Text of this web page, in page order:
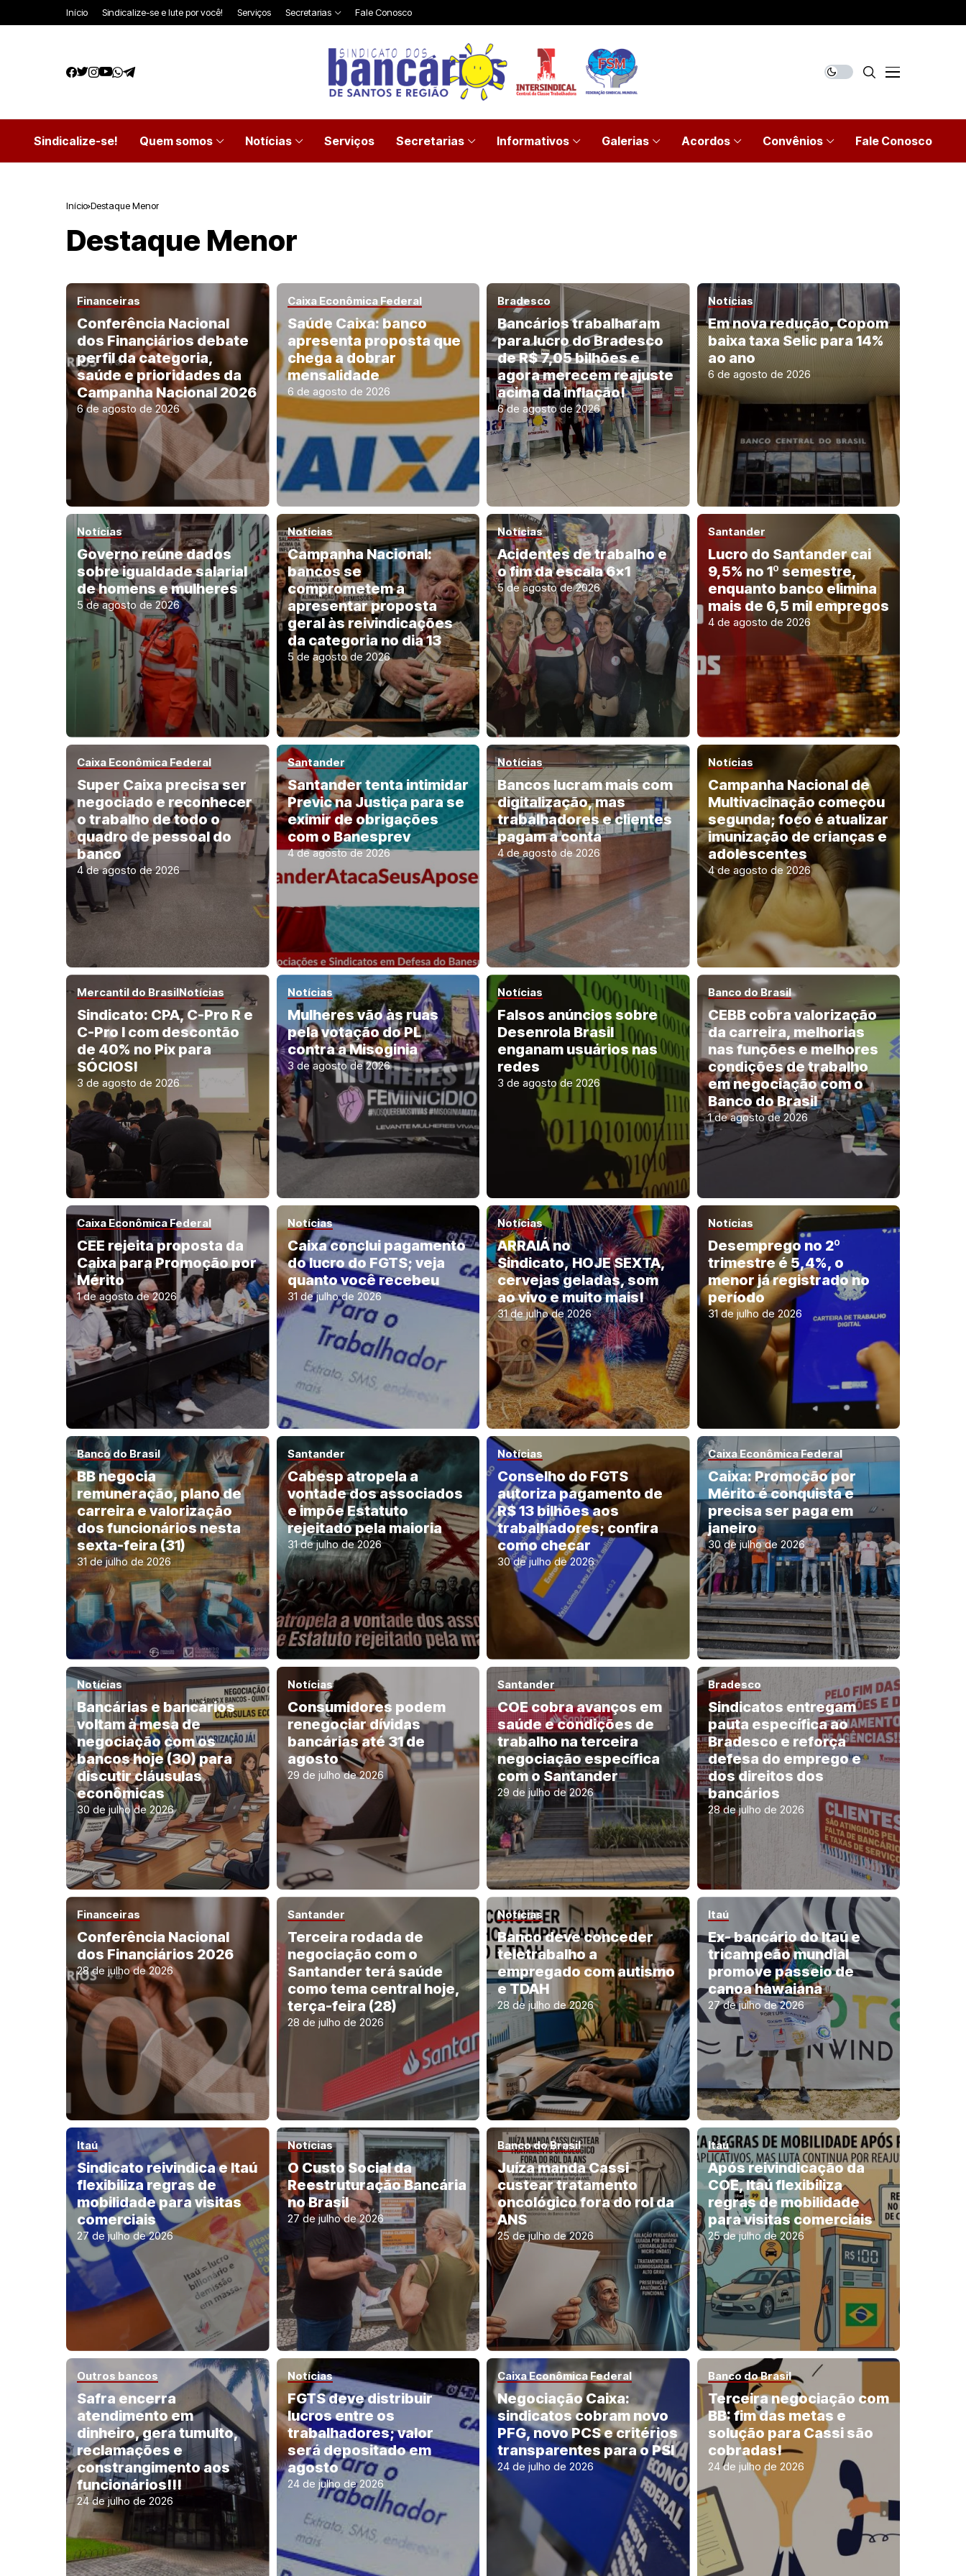
Início Sindicalize-se e lute por você! Serviços Secretarias Fale Conosco
Sindicalize-se! Quem somos Notícias Serviços Secretarias Informativos Galerias Acordos Convênios Fale Conosco
Início Destaque Menor
Destaque Menor
Financeiras
Conferência Nacional
dos Financiários debate
perfil da categoria,
saúde e prioridades da
Campanha Nacional 2026
6 de agosto de 2026
Caixa Econômica Federal
Saúde Caixa: banco
apresenta proposta que
chega a dobrar
mensalidade
6 de agosto de 2026
Bradesco
Bancários trabalharam
para lucro do Bradesco
de R$ 7,05 bilhões e
agora merecem reajuste
acima da inflação!
6 de agosto de 2026
Notícias
Em nova redução, Copom
baixa taxa Selic para 14%
ao ano
6 de agosto de 2026
Notícias
Governo reúne dados
sobre igualdade salarial
de homens e mulheres
5 de agosto de 2026
Notícias
Campanha Nacional:
bancos se
comprometem a
apresentar proposta
geral às reivindicações
da categoria no dia 13
5 de agosto de 2026
Notícias
Acidentes de trabalho e
o fim da escala 6×1
5 de agosto de 2026
Santander
Lucro do Santander cai
9,5% no 1º semestre,
enquanto banco elimina
mais de 6,5 mil empregos
4 de agosto de 2026
Caixa Econômica Federal
Super Caixa precisa ser
negociado e reconhecer
o trabalho de todo o
quadro de pessoal do
banco
4 de agosto de 2026
Santander
Santander tenta intimidar
Previc na Justiça para se
eximir de obrigações
com o Banesprev
4 de agosto de 2026
Notícias
Bancos lucram mais com
digitalização, mas
trabalhadores e clientes
pagam a conta
4 de agosto de 2026
Notícias
Campanha Nacional de
Multivacinação começou
segunda; foco é atualizar
imunização de crianças e
adolescentes
4 de agosto de 2026
Mercantil do BrasilNotícias
Sindicato: CPA, C-Pro R e
C-Pro I com descontão
de 40% no Pix para
SÓCIOS!
3 de agosto de 2026
Notícias
Mulheres vão às ruas
pela votação do PL
contra a Misoginia
3 de agosto de 2026
Notícias
Falsos anúncios sobre
Desenrola Brasil
enganam usuários nas
redes
3 de agosto de 2026
Banco do Brasil
CEBB cobra valorização
da carreira, melhorias
nas funções e melhores
condições de trabalho
em negociação com o
Banco do Brasil
1 de agosto de 2026
Caixa Econômica Federal
CEE rejeita proposta da
Caixa para Promoção por
Mérito
1 de agosto de 2026
Notícias
Caixa conclui pagamento
do lucro do FGTS; veja
quanto você recebeu
31 de julho de 2026
Notícias
ARRAIÁ no
Sindicato, HOJE SEXTA,
cervejas geladas, som
ao vivo e muito mais!
31 de julho de 2026
Notícias
Desemprego no 2º
trimestre é 5,4%, o
menor já registrado no
período
31 de julho de 2026
Banco do Brasil
BB negocia
remuneração, plano de
carreira e valorização
dos funcionários nesta
sexta-feira (31)
31 de julho de 2026
Santander
Cabesp atropela a
vontade dos associados
e impõe Estatuto
rejeitado pela maioria
31 de julho de 2026
Notícias
Conselho do FGTS
autoriza pagamento de
R$ 13 bilhões aos
trabalhadores; confira
como checar
30 de julho de 2026
Caixa Econômica Federal
Caixa: Promoção por
Mérito é conquista e
precisa ser paga em
janeiro
30 de julho de 2026
Notícias
Bancárias e bancários
voltam à mesa de
negociação com os
bancos hoje (30) para
discutir cláusulas
econômicas
30 de julho de 2026
Notícias
Consumidores podem
renegociar dívidas
bancárias até 31 de
agosto
29 de julho de 2026
Santander
COE cobra avanços em
saúde e condições de
trabalho na terceira
negociação específica
com o Santander
29 de julho de 2026
Bradesco
Sindicatos entregam
pauta específica ao
Bradesco e reforça
defesa do emprego e
dos direitos dos
bancários
28 de julho de 2026
Financeiras
Conferência Nacional
dos Financiários 2026
28 de julho de 2026
Santander
Terceira rodada de
negociação com o
Santander terá saúde
como tema central hoje,
terça-feira (28)
28 de julho de 2026
Notícias
Banco deve conceder
teletrabalho a
empregado com autismo
e TDAH
28 de julho de 2026
Itaú
Ex- bancário do Itaú e
tricampeão mundial
promove passeio de
canoa hawaiana
27 de julho de 2026
Itaú
Sindicato reivindica e Itaú
flexibiliza regras de
mobilidade para visitas
comerciais
27 de julho de 2026
Notícias
O Custo Social da
Reestruturação Bancária
no Brasil
27 de julho de 2026
Banco do Brasil
Juíza manda Cassi
custear tratamento
oncológico fora do rol da
ANS
25 de julho de 2026
Itaú
Após reivindicação da
COE, Itaú flexibiliza
regras de mobilidade
para visitas comerciais
25 de julho de 2026
Outros bancos
Safra encerra
atendimento em
dinheiro, gera tumulto,
reclamações e
constrangimento aos
funcionários!!!
24 de julho de 2026
Notícias
FGTS deve distribuir
lucros entre os
trabalhadores; valor
será depositado em
agosto
24 de julho de 2026
Caixa Econômica Federal
Negociação Caixa:
sindicatos cobram novo
PFG, novo PCS e critérios
transparentes para o PSI
24 de julho de 2026
Banco do Brasil
Terceira negociação com
BB: fim das metas e
solução para Cassi são
cobradas!
24 de julho de 2026